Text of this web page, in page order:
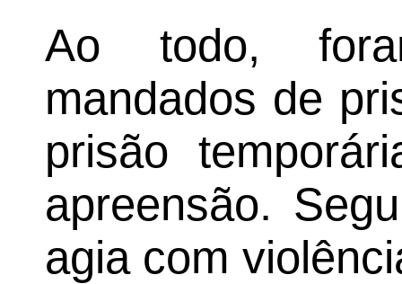
Ao todo,
mandados de
prisão
apreensão.
agia com